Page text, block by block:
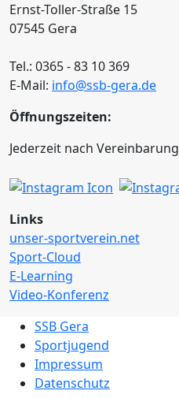
Ernst-Toller-Straße 15
07545 Gera
Tel.: 0365 - 83 10 369
E-Mail: info@ssb-gera.de
Öffnungszeiten:
Jederzeit nach Vereinbarung
Links
unser-sportverein.net
Sport-Cloud
E-Learning
Video-Konferenz
SSB Gera
Sportjugend
Impressum
Datenschutz